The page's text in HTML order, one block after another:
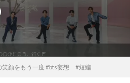
笑顔をもう一度 #bts妄想 #短編